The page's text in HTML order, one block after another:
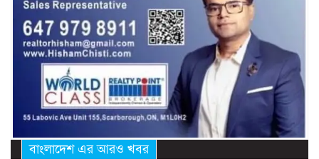
বাংলাদেশ এর আরও খবর